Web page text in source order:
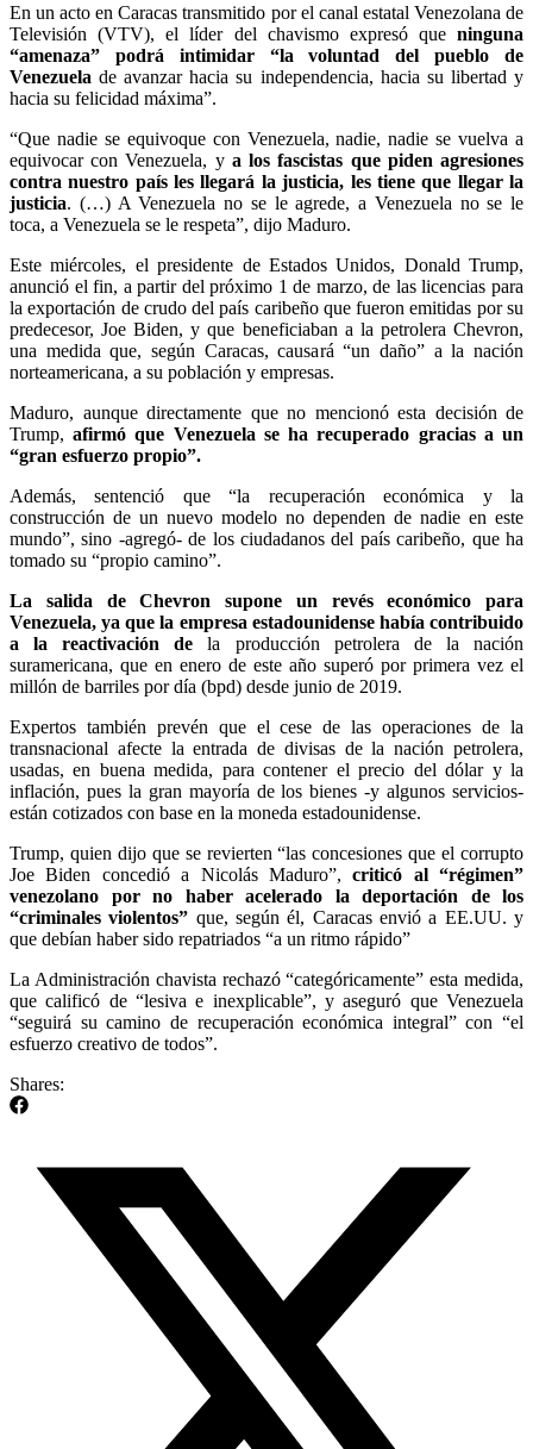
En un acto en Caracas transmitido por el canal estatal Venezolana de
Televisión (VTV), el líder del chavismo expresó que ninguna
“amenaza” podrá intimidar “la voluntad del pueblo de
Venezuela de avanzar hacia su independencia, hacia su libertad y
hacia su felicidad máxima”.
“Que nadie se equivoque con Venezuela, nadie, nadie se vuelva a
equivocar con Venezuela, y a los fascistas que piden agresiones
contra nuestro país les llegará la justicia, les tiene que llegar la
justicia. (…) A Venezuela no se le agrede, a Venezuela no se le
toca, a Venezuela se le respeta”, dijo Maduro.
Este miércoles, el presidente de Estados Unidos, Donald Trump,
anunció el fin, a partir del próximo 1 de marzo, de las licencias para
la exportación de crudo del país caribeño que fueron emitidas por su
predecesor, Joe Biden, y que beneficiaban a la petrolera Chevron,
una medida que, según Caracas, causará “un daño” a la nación
norteamericana, a su población y empresas.
Maduro, aunque directamente que no mencionó esta decisión de
Trump,afirmó que Venezuela se ha recuperado gracias a un
“gran esfuerzo propio”.
Además, sentenció que “la recuperación económica y la
construcción de un nuevo modelo no dependen de nadie en este
mundo”, sino -agregó- de los ciudadanos del país caribeño, que ha
tomado su “propio camino”.
La salida de Chevron supone un revés económico para
Venezuela, ya que la empresa estadounidense había contribuido
a la reactivación de la producción petrolera de la nación
suramericana, que en enero de este año superó por primera vez el
millón de barriles por día (bpd) desde junio de 2019.
Expertos también prevén que el cese de las operaciones de la
transnacional afecte la entrada de divisas de la nación petrolera,
usadas, en buena medida, para contener el precio del dólar y la
inflación, pues la gran mayoría de los bienes -y algunos servicios-
están cotizados con base en la moneda estadounidense.
Trump, quien dijo que se revierten “las concesiones que el corrupto
Joe Biden concedió a Nicolás Maduro”,criticó al “régimen”
venezolano por no haber acelerado la deportación de los
“criminales violentos” que, según él, Caracas envió a EE.UU. y
que debían haber sido repatriados “a un ritmo rápido”
La Administración chavista rechazó “categóricamente” esta medida,
que calificó de “lesiva e inexplicable”, y aseguró que Venezuela
“seguirá su camino de recuperación económica integral” con “el
esfuerzo creativo de todos”.
Shares: